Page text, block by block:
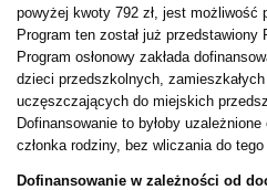
powyżej kwoty 792 zł, jest możliwość
Program ten został już przedstawiony
Program osłonowy zakłada
dzieci przedszkolnych,
uczęszczających do miejskich
Dofinansowanie to byłoby
członka rodziny, bez wliczania do
Dofinansowanie w zależności od